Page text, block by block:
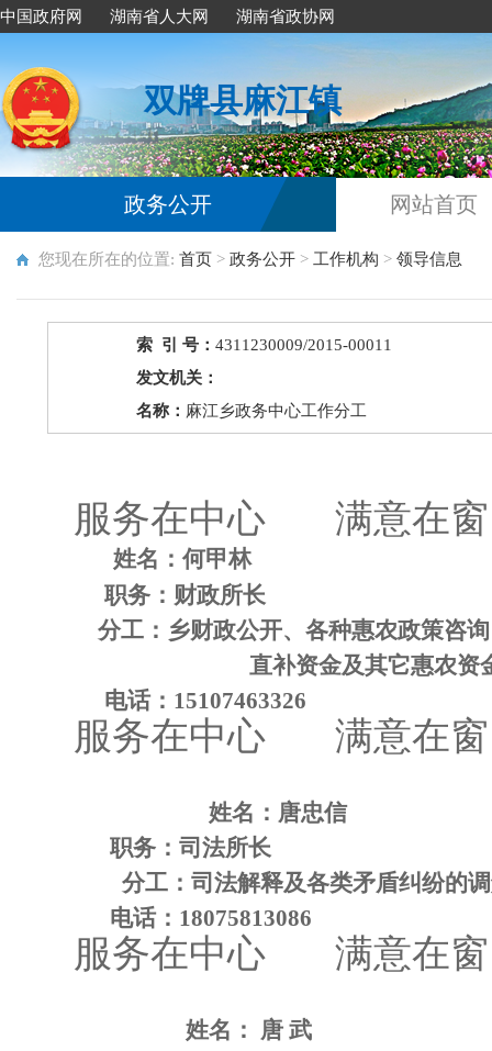
中国政府网 湖南省人大网 湖南省政协网
双牌县麻江镇
政务公开 网站首页
您现在所在的位置: 首页 > 政务公开 > 工作机构 > 领导信息
索 引 号：4311230009/2015-00011
发文机关：
名称： 麻江乡政务中心工作分工
服务在中心 满意在
姓名：何甲林
职务：财政所长
分工：乡财政公开、各种惠农政策咨
直补资金及其它惠农资
电话： 15107463326
服务在中心 满意在
姓名：唐忠信
职务：司法所长
分工：司法解释及各类矛盾纠纷的
电话： 18075813086
服务在中心 满意在
姓名： 唐 武